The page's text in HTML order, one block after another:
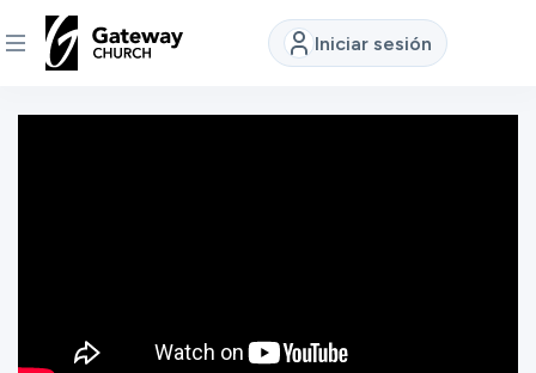
Iniciar sesión
DESCUBRE